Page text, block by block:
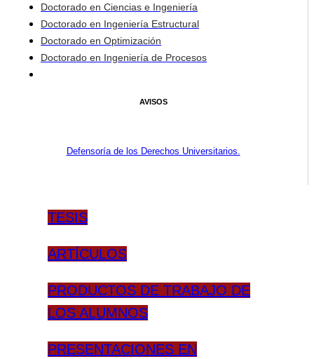
Doctorado en Ciencias e Ingeniería
Doctorado en Ingeniería Estructural
Doctorado en Optimización
Doctorado en Ingeniería de Procesos
AVISOS
Defensoría de los Derechos Universitarios.
TESIS
ARTÍCULOS
PRODUCTOS DE TRABAJO DE
LOS ALUMNOS
PRESENTACIONES EN